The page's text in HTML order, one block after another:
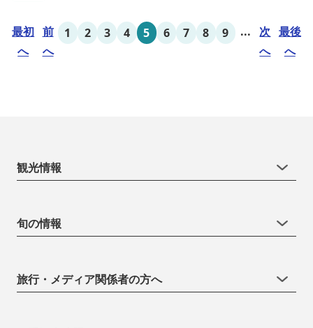
最初
へ
前
へ
1 2 3 4 5 6 7 8 9 ...
次
へ
最後
へ
観光情報
旬の情報
旅行・メディア関係者の方へ